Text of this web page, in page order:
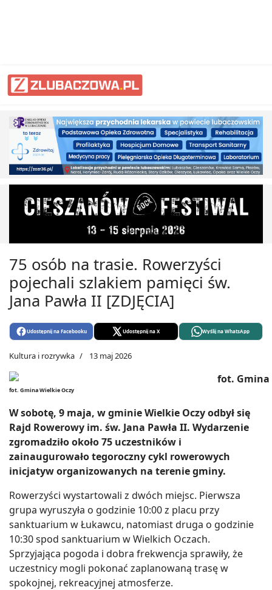
75 osób na trasie. Rowerzyści
pojechali szlakiem pamięci św.
Jana Pawła II [ZDJĘCIA]
Udostępnij na Facebooku Udostępnij na X Wyślij na WhatsApp
Kultura i rozrywka 13 maj 2026
fot. Gmina Wielkie Oczy
W sobotę, 9 maja, w gminie Wielkie Oczy odbył się
Rajd Rowerowy im. św. Jana Pawła II. Wydarzenie
zgromadziło około 75 uczestników i
zainaugurowało tegoroczny cykl rowerowych
inicjatyw organizowanych na terenie gminy.
Rowerzyści wystartowali z dwóch miejsc. Pierwsza
grupa wyruszyła o godzinie 10:00 z placu przy
sanktuarium w Łukawcu, natomiast druga o godzinie
10:30 spod sanktuarium w Wielkich Oczach.
Sprzyjająca pogoda i dobra frekwencja sprawiły, że
uczestnicy mogli pokonać zaplanowaną trasę w
spokojnej, rekreacyjnej atmosferze.